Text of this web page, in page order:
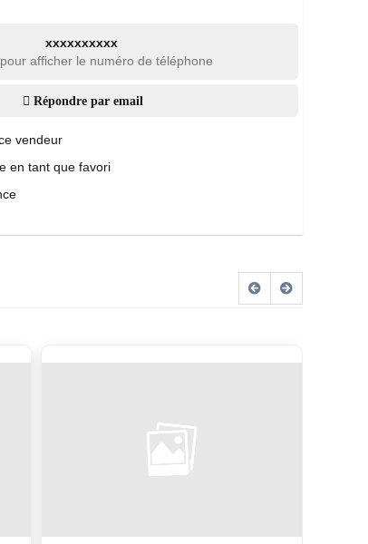
xxxxxxxxxx
afficher le numéro de téléphone
Répondre par email
vendeur
en tant que favori